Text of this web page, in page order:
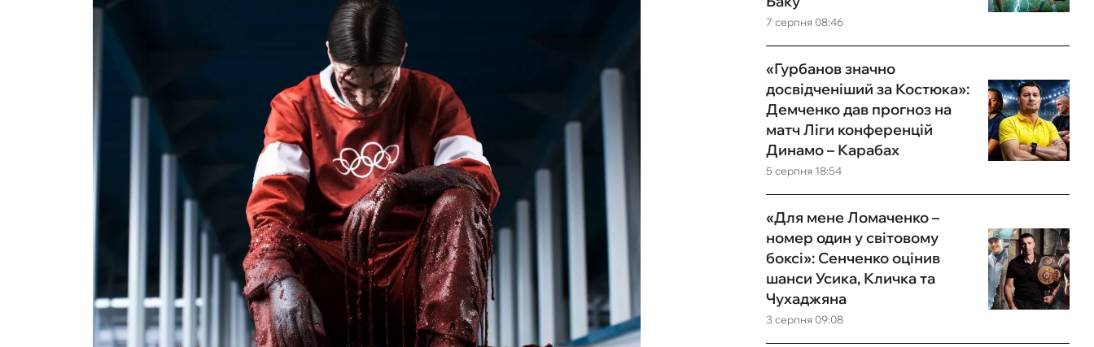
7 серпня 08:46
5 серпня 18:54
«Гурбанов значно
досвідченіший за Костюка»:
Демченко дав прогноз на
матч Ліги конференцій
Динамо – Карабах
3 серпня 09:08
«Для мене Ломаченко –
номер один у світовому
боксі»: Сенченко оцінив
шанси Усика, Кличка та
Чухаджяна